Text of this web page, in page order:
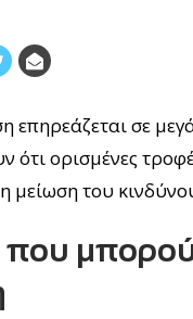
επηρεάζεται σε
ότι ορισμένες
μείωση του
που